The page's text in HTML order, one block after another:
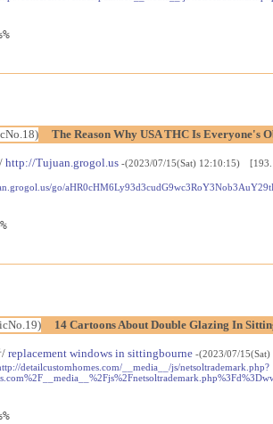
The Reason Why USA THC Is Everyone's
http://Tujuan.grogol.us -(2023/07/15(Sat) 12:10:15)
go/
14 Cartoons About Double Glazing In
/replacement windows in sittingbourne -(2023/07/
detailcustomhomes.com/__media__/js/netsoltrademark.php?